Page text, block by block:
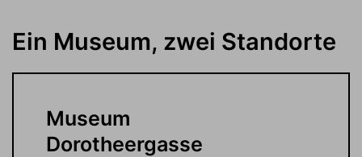
Ein Museum, zwei Standorte
Museum
Dorotheergasse